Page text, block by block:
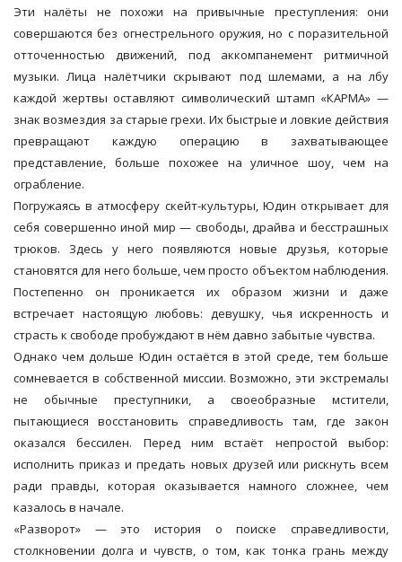
Эти налёты не похожи на привычные преступления: они
совершаются без огнестрельного оружия, но с поразительной
отточенностью движений, под аккомпанемент ритмичной
музыки. Лица налётчики скрывают под шлемами, а на лбу
каждой жертвы оставляют символический штамп «КАРМА» —
знак возмездия за старые грехи. Их быстрые и ловкие действия
превращают каждую операцию в захватывающее
представление, больше похожее на уличное шоу, чем на
ограбление.
Погружаясь в атмосферу скейт-культуры, Юдин открывает для
себя совершенно иной мир — свободы, драйва и бесстрашных
трюков. Здесь у него появляются новые друзья, которые
становятся для него больше, чем просто объектом наблюдения.
Постепенно он проникается их образом жизни и даже
встречает настоящую любовь: девушку, чья искренность и
страсть к свободе пробуждают в нём давно забытые чувства.
Однако чем дольше Юдин остаётся в этой среде, тем больше
сомневается в собственной миссии. Возможно, эти экстремалы
не обычные преступники, а своеобразные мстители,
пытающиеся восстановить справедливость там, где закон
оказался бессилен. Перед ним встаёт непростой выбор:
исполнить приказ и предать новых друзей или рискнуть всем
ради правды, которая оказывается намного сложнее, чем
казалось в начале.
«Разворот» — это история о поиске справедливости,
столкновении долга и чувств, о том, как тонка грань между